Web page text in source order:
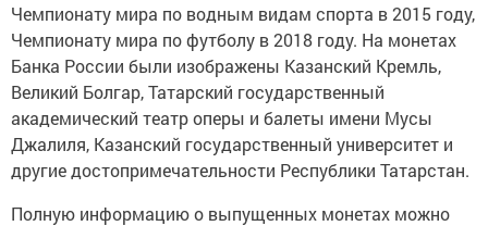
Чемпионату мира по водным видам спорта в 2015 году,
Чемпионату мира по футболу в 2018 году. На монетах
Банка России были изображены Казанский Кремль,
Великий Болгар, Татарский государственный
академический театр оперы и балеты имени Мусы
Джалиля, Казанский государственный университет и
другие достопримечательности Республики Татарстан.
Полную информацию о выпущенных монетах можно